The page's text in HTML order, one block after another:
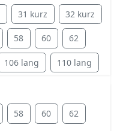
31 kurz 32 kurz
58 60 62
106 lang 110 lang
58 60 62